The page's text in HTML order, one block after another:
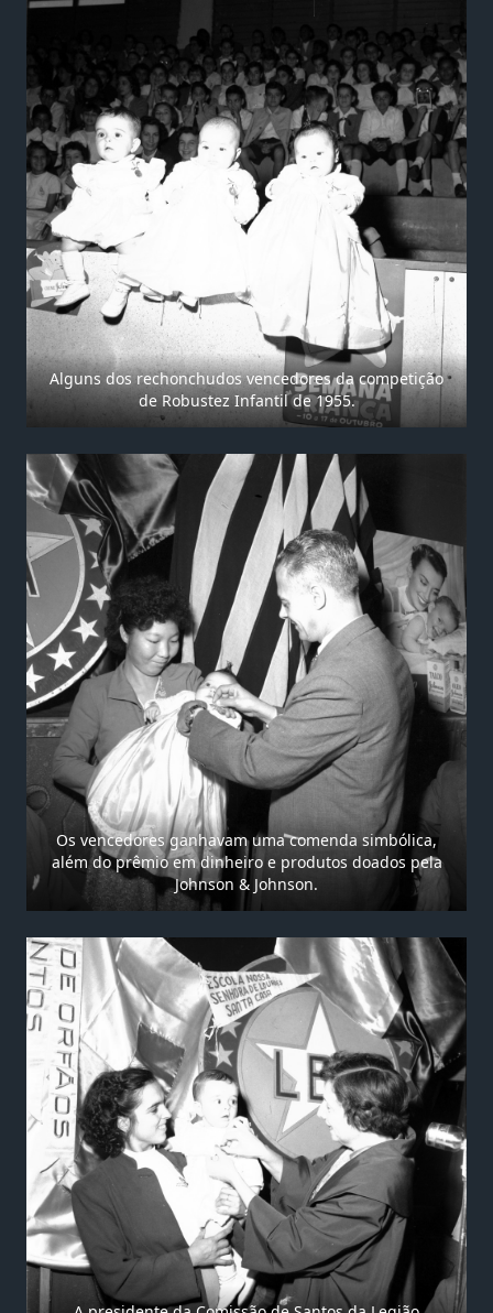
Alguns dos rechonchudos vencedores da competição
de Robustez Infantil de 1955.
Os vencedores ganhavam uma comenda simbólica,
além do prêmio em dinheiro e produtos doados pela
Johnson & Johnson.